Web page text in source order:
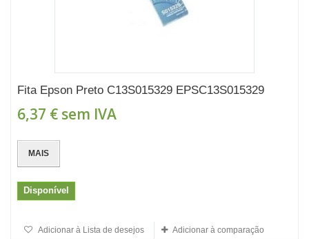
Fita Epson Preto C13S015329 EPSC13S015329
6,37 € sem IVA
MAIS
Disponível
Adicionar à Lista de desejos Adicionar à comparação